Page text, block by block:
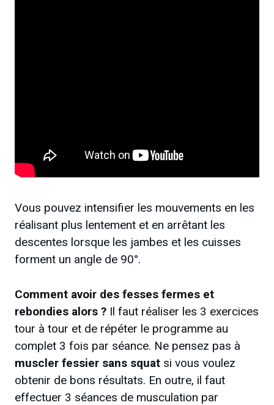
Vous pouvez intensifier les mouvements en les
réalisant plus lentement et en arrêtant les
descentes lorsque les jambes et les cuisses
forment un angle de 90°.
Comment avoir des fesses fermes et
rebondies alors ? Il faut réaliser les 3 exercices
tour à tour et de répéter le programme au
complet 3 fois par séance. Ne pensez pas à
muscler fessier sans squat si vous voulez
obtenir de bons résultats. En outre, il faut
effectuer 3 séances de musculation par